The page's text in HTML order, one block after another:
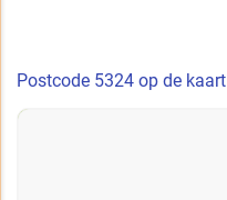
Postcode 5324 op de kaart